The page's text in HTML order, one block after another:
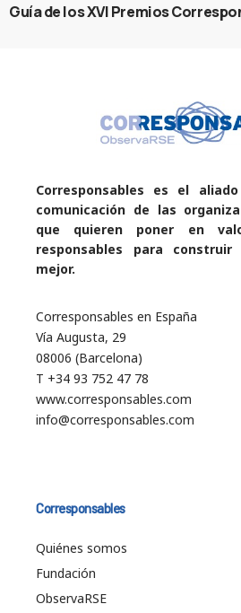
Guía de los XVI Premios
Corresponsables es el
comunicación de las
que quieren poner en
responsables para
mejor.
Corresponsables en España
Vía Augusta, 29
08006 (Barcelona)
T +34 93 752 47 78
www.corresponsables.com
info@corresponsables.com
Corresponsables
Quiénes somos
Fundación
ObservaRSE